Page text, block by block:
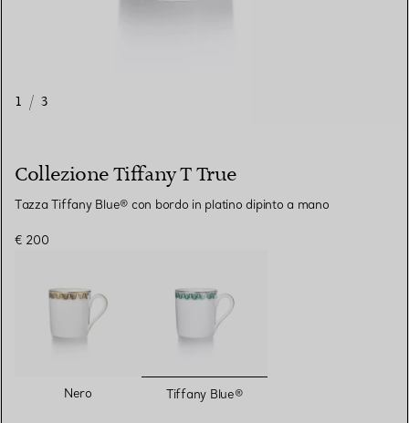
1 / 3
Collezione Tiffany T True
Tazza Tiffany Blue® con bordo in platino dipinto a mano
€ 200
Nero selezionato/i
Tiffany Blue®